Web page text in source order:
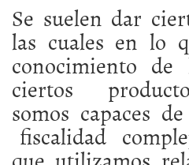
Se suelen dar
las cuales en lo
conocimiento
ciertos
somos capaces
fiscalidad